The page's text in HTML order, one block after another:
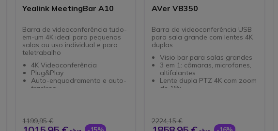
Yealink MeetingBar A10
Barra de videoconferência tudo-
em-um 4K ideal para pequenas
salas ou uso individual e para
teletrabalho
4K Videoconferência
Plug&Play
Auto-enquadramento e auto-
tracking
Painel de controlo, controlo
remoto e cápsula de
1199,95 €
AVer VB350
Barra de videoconferência USB
para sala grande com lentes 4K
duplas
Visio bar para salas grandes
3 em 1: câmaras, microfones,
altifalantes
Lente dupla PTZ 4K com zoom
de 18x
supressão de ruído e eco
Conexão USB Plug & Play
2224,15 €